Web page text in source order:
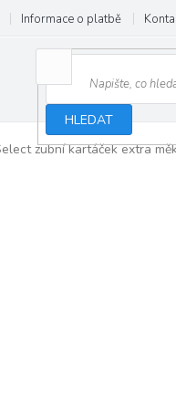
Informace o platbě
HLEDAT
zubní kartáček extra